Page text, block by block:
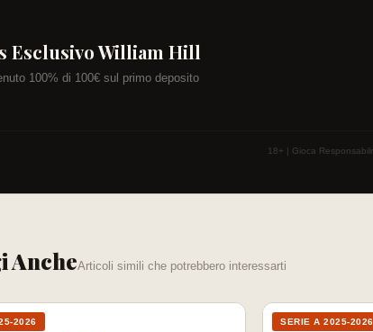
Esclusivo William Hill
100% di 100€ sul primo deposito
18+ | Gioca
AncheArticoli simili che potrebbero interessarti
2026 SERIE A 2025-2026